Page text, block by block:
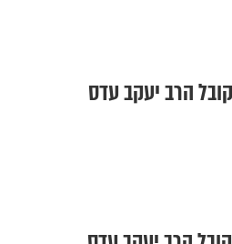
הרב יעקב עדס